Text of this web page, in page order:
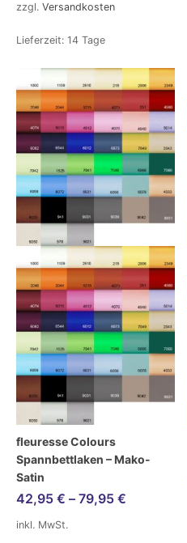
zzgl. Versandkosten
Lieferzeit: 14 Tage
fleuresse Colours
Spannbettlaken – Mako-
Satin
42,95 € – 79,95 €
inkl. MwSt.